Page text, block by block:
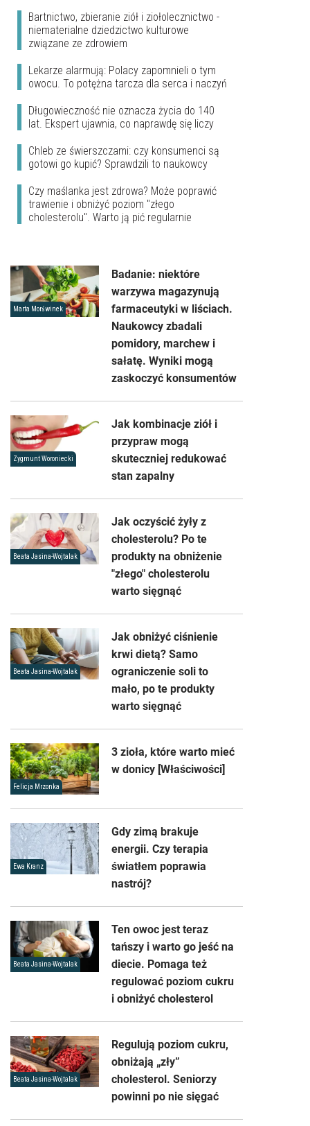
Bartnictwo, zbieranie ziół i ziołolecznictwo -
niematerialne dziedzictwo kulturowe
związane ze zdrowiem
Lekarze alarmują: Polacy zapomnieli o tym
owocu. To potężna tarcza dla serca i naczyń
Długowieczność nie oznacza życia do 140
lat. Ekspert ujawnia, co naprawdę się liczy
Chleb ze świerszczami: czy konsumenci są
gotowi go kupić? Sprawdzili to naukowcy
Czy maślanka jest zdrowa? Może poprawić
trawienie i obniżyć poziom "złego
cholesterolu". Warto ją pić regularnie
Marta Morświnek
Badanie: niektóre
warzywa magazynują
farmaceutyki w liściach.
Naukowcy zbadali
pomidory, marchew i
sałatę. Wyniki mogą
zaskoczyć konsumentów
Zygmunt Woroniecki
Jak kombinacje ziół i
przypraw mogą
skuteczniej redukować
stan zapalny
Beata Jasina-Wojtalak
Jak oczyścić żyły z
cholesterolu? Po te
produkty na obniżenie
"złego" cholesterolu
warto sięgnąć
Beata Jasina-Wojtalak
Jak obniżyć ciśnienie
krwi dietą? Samo
ograniczenie soli to
mało, po te produkty
warto sięgnąć
Felicja Mrzonka
3 zioła, które warto mieć
w donicy [Właściwości]
Ewa Kranz
Gdy zimą brakuje
energii. Czy terapia
światłem poprawia
nastrój?
Beata Jasina-Wojtalak
Ten owoc jest teraz
tańszy i warto go jeść na
diecie. Pomaga też
regulować poziom cukru
i obniżyć cholesterol
Beata Jasina-Wojtalak
Regulują poziom cukru,
obniżają „zły”
cholesterol. Seniorzy
powinni po nie sięgać